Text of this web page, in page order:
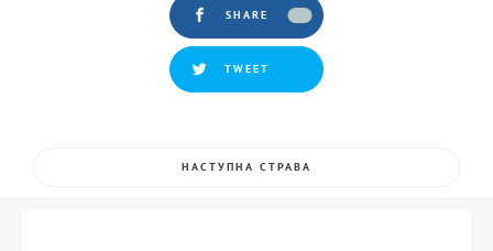
SHARE
TWEET
НАСТУПНА СТРАВА